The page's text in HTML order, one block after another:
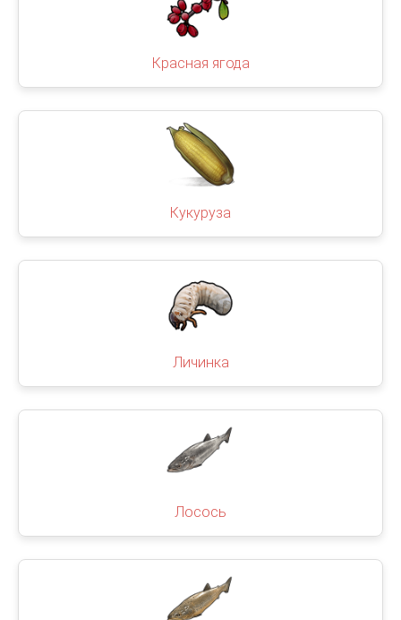
Красная ягода
Кукуруза
Личинка
Лосось